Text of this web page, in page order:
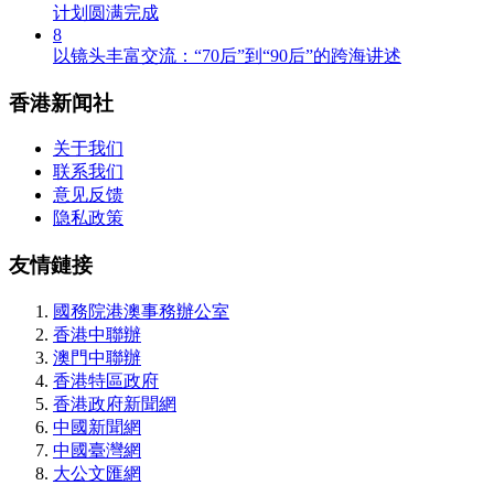
计划圆满完成
8
以镜头丰富交流：“70后”到“90后”的跨海讲述
香港新闻社
关于我们
联系我们
意见反馈
隐私政策
友情鏈接
國務院港澳事務辦公室
香港中聯辦
澳門中聯辦
香港特區政府
香港政府新聞網
中國新聞網
中國臺灣網
大公文匯網